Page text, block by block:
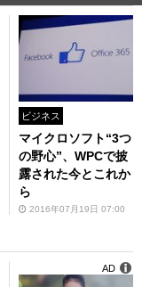
ビジネス
マイクロソフト“3つ
の野心”、WPCで披
露された今とこれか
ら
2016年07月19日 07:00
AD